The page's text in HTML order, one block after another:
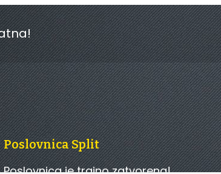
Poslovnica Split
Poslovnica je trajno zatvorena!